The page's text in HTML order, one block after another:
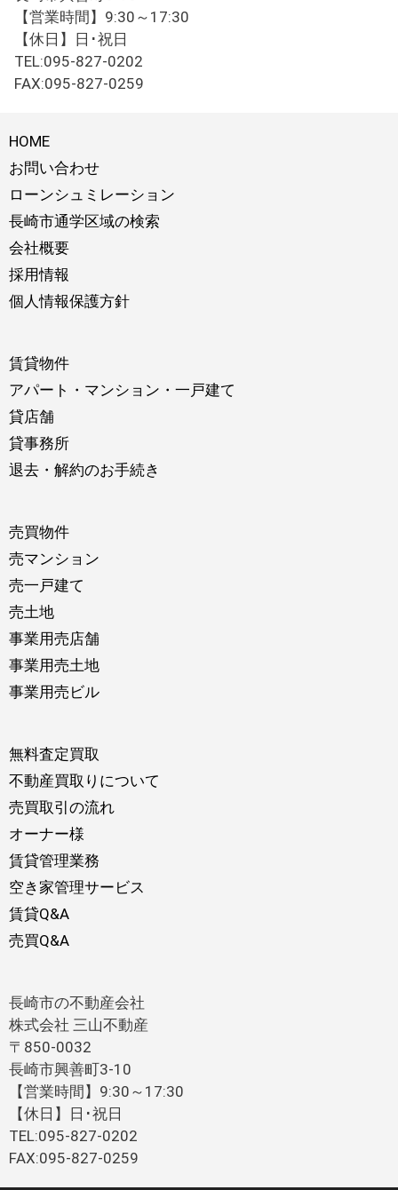
【営業時間】9:30～17:30
【休日】日･祝日
TEL:095-827-0202
FAX:095-827-0259
HOME
お問い合わせ
ローンシュミレーション
長崎市通学区域の検索
会社概要
採用情報
個人情報保護方針
賃貸物件
アパート・マンション・一戸建て
貸店舗
貸事務所
退去・解約のお手続き
売買物件
売マンション
売一戸建て
売土地
事業用売店舗
事業用売土地
事業用売ビル
無料査定買取
不動産買取りについて
売買取引の流れ
オーナー様
賃貸管理業務
空き家管理サービス
賃貸Q&A
売買Q&A
長崎市の不動産会社
株式会社 三山不動産
〒850-0032
長崎市興善町3-10
【営業時間】9:30～17:30
【休日】日･祝日
TEL:095-827-0202
FAX:095-827-0259